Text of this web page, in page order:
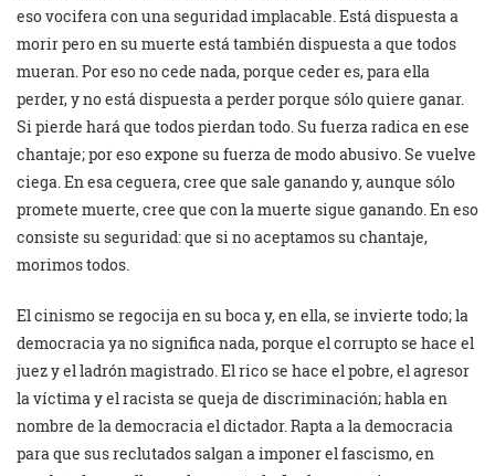
eso vocifera con una seguridad implacable. Está dispuesta a
morir pero en su muerte está también dispuesta a que todos
mueran. Por eso no cede nada, porque ceder es, para ella
perder, y no está dispuesta a perder porque sólo quiere ganar.
Si pierde hará que todos pierdan todo. Su fuerza radica en ese
chantaje; por eso expone su fuerza de modo abusivo. Se vuelve
ciega. En esa ceguera, cree que sale ganando y, aunque sólo
promete muerte, cree que con la muerte sigue ganando. En eso
consiste su seguridad: que si no aceptamos su chantaje,
morimos todos.
El cinismo se regocija en su boca y, en ella, se invierte todo; la
democracia ya no significa nada, porque el corrupto se hace el
juez y el ladrón magistrado. El rico se hace el pobre, el agresor
la víctima y el racista se queja de discriminación; habla en
nombre de la democracia el dictador. Rapta a la democracia
para que sus reclutados salgan a imponer el fascismo, en